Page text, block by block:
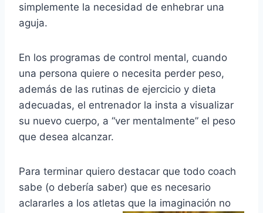
simplemente la necesidad de enhebrar una
aguja.
En los programas de control mental, cuando
una persona quiere o necesita perder peso,
además de las rutinas de ejercicio y dieta
adecuadas, el entrenador la insta a visualizar
su nuevo cuerpo, a “ver mentalmente” el peso
que desea alcanzar.
Para terminar quiero destacar que todo coach
sabe (o debería saber) que es necesario
aclararles a los atletas que la imaginación no